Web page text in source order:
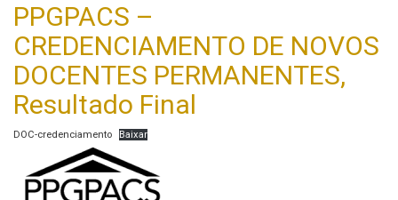
PPGPACS –
CREDENCIAMENTO DE NOVOS
DOCENTES PERMANENTES,
Resultado Final
DOC-credenciamento Baixar